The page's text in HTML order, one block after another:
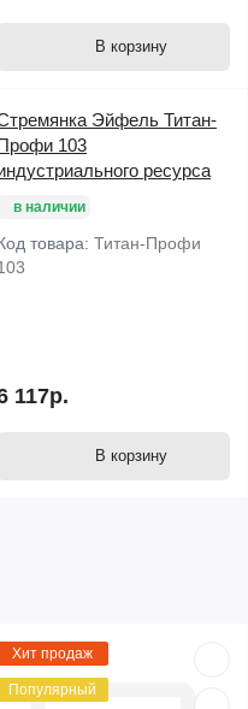
В корзину
Эйфель Титан-
103
ресурса
в наличии
товара: Титан-Профи
117р.
В корзину
Хит продаж
Популярный